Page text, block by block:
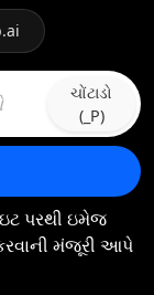
ચોંટાડો
(_P)
પરથી ઇમેજ
મંજૂરી આપે